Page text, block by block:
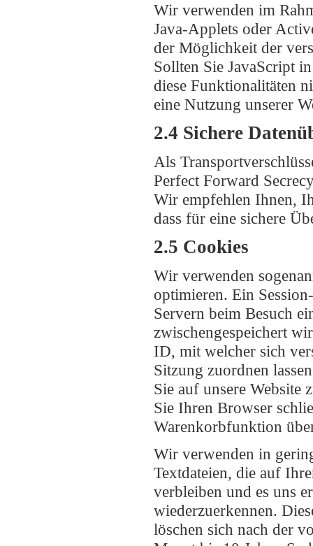
Wir verwenden im
Java-Applets oder
der Möglichkeit der
Sollten Sie JavaScript
diese Funktionalitäten
eine Nutzung unserer
2.4 Sichere
Als
Perfect Forward
Wir empfehlen Ihnen,
dass für eine sichere
2.5 Cookies
Wir verwenden
optimieren. Ein
Servern beim Besuch
zwischengespeichert
ID, mit welcher sich
Sitzung zuordnen
Sie auf unsere Website
Sie Ihren Browser
Warenkorbfunktion
Wir verwenden in
Textdateien, die auf
verbleiben und es uns
wiederzuerkennen.
löschen sich nach der